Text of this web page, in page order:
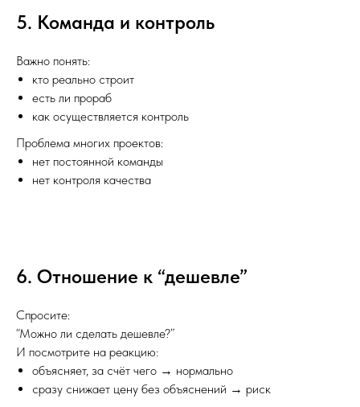
5. Команда и контроль
Важно понять:
кто реально строит
есть ли прораб
как осуществляется контроль
Проблема многих проектов:
нет постоянной команды
нет контроля качества
6. Отношение к “дешевле”
Спросите:
“Можно ли сделать дешевле?”
И посмотрите на реакцию:
объясняет, за счёт чего → нормально
сразу снижает цену без объяснений → риск